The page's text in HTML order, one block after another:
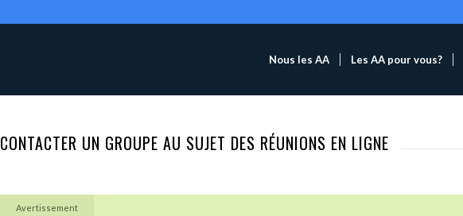
Nous les AA Les AA pour vous?
CONTACTER UN GROUPE AU SUJET DES RÉUNIONS EN LIGNE
Avertissement